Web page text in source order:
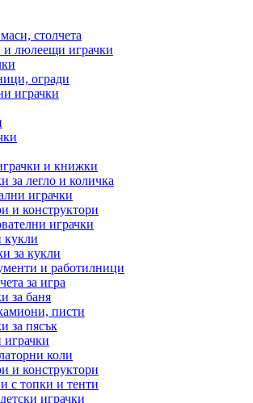
столчета
люлеещи играчки
огради
играчки
и книжки
за легло и количка
играчки
и конструктори
играчки
кукли
за кукли
и работилници
за игра
за баня
писти
за пясък
играчки
коли
и конструктори
с топки и тенти
играчки